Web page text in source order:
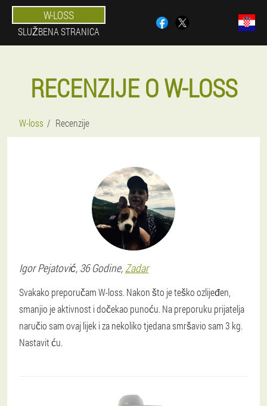
W-LOSS
SLUŽBENA STRANICA
RECENZIJE O W-LOSS
W-loss Recenzije
Igor Pejatović, 36 Godine,Zadar
Svakako preporučam W-loss. Nakon što je teško ozlijeđen,
smanjio je aktivnost i dočekao punoću. Na preporuku prijatelja
naručio sam ovaj lijek i za nekoliko tjedana smršavio sam 3 kg.
Nastavit ću.